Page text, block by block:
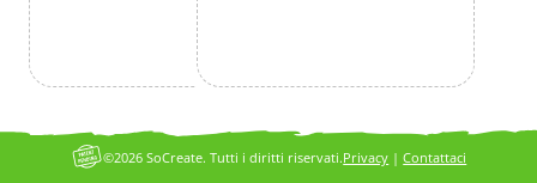
Privacy |Contattaci
©2026 SoCreate. Tutti i diritti riservati.